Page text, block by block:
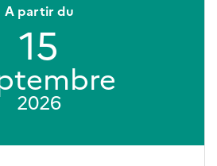
A partir du
15
2026